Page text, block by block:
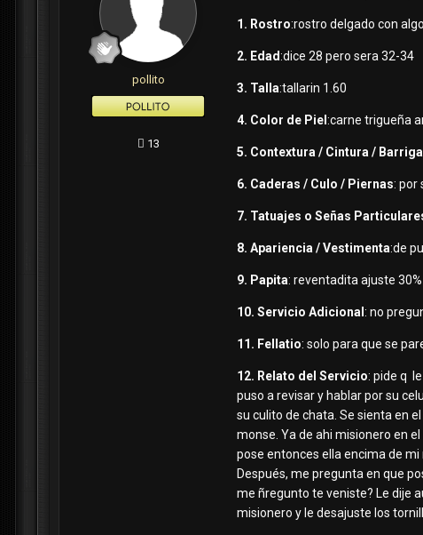
pollito
13
1. Rostro:rostro delgado con
2. Edad:dice 28 pero sera 32-34
3. Talla:tallarin 1.60
4. Color de Piel :carne trigueña
5. Contextura / Cintura /
6. Caderas / Culo / Piernas: por
7. Tatuajes o Señas
8. Apariencia / Vestimenta:de
9. Papita: reventadita ajuste
10. Servicio Adicional : no
11. Fellatio: solo para que se
12. Relato del Servicio: pide q
puso a revisar y hablar por su
su culito de chata. Se sienta en
monse. Ya de ahi misionero en
pose entonces ella encima de
Después, me pregunta en que
me ñregunto te veniste? Le dije
misionero y le desajuste los